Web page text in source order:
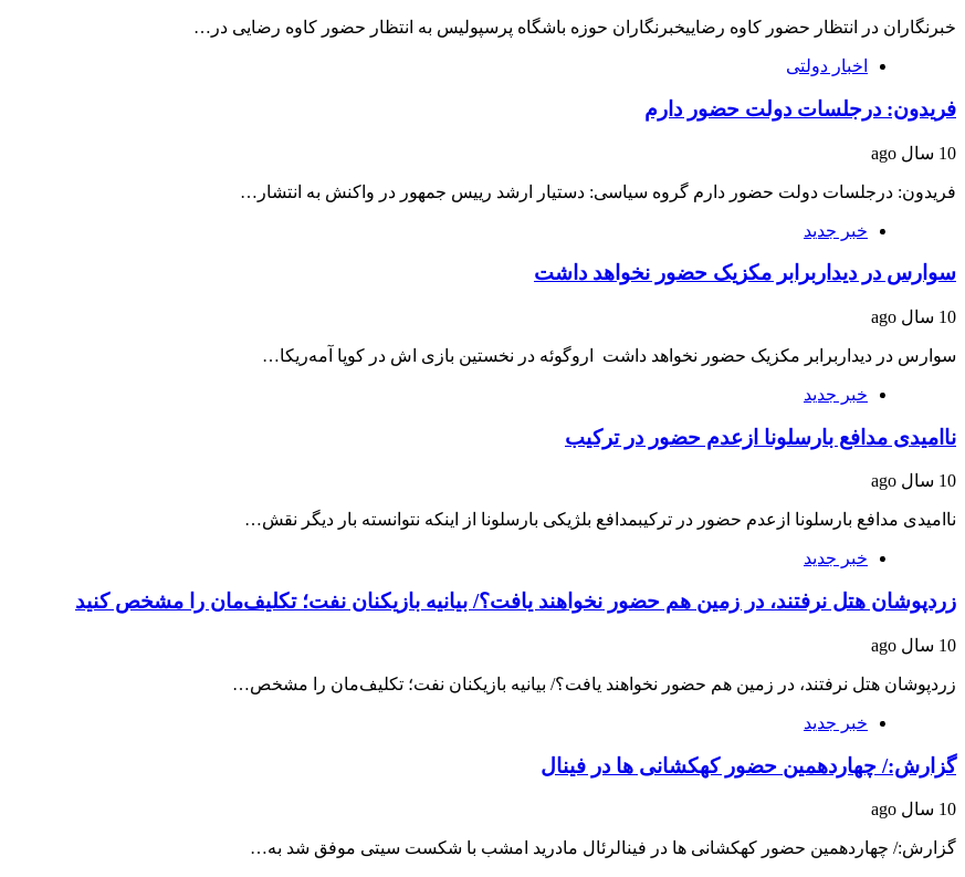
خبرنگاران در انتظار حضور کاوه رضاییخبرنگاران حوزه باشگاه پرسپولیس به انتظار حضور کاوه رضایی در…
اخبار دولتی
فریدون: درجلسات دولت حضور دارم
10 سال ago
فریدون: درجلسات دولت حضور دارم گروه سیاسی: دستیار ارشد رییس جمهور در واکنش به انتشار…
خبر جدید
سوارس در دیداربرابر مکزیک حضور نخواهد داشت
10 سال ago
سوارس در دیداربرابر مکزیک حضور نخواهد داشت اروگوئه در نخستین بازی اش در کوپا آمه‌ریکا…
خبر جدید
ناامیدی مدافع بارسلونا ازعدم حضور در ترکیب
10 سال ago
ناامیدی مدافع بارسلونا ازعدم حضور در ترکیبمدافع بلژیکی بارسلونا از اینکه نتوانسته بار دیگر نقش…
خبر جدید
زردپوشان هتل نرفتند، در زمین هم حضور نخواهند یافت؟/ بیانیه بازیکنان نفت؛ تکلیف‌مان را مشخص کنید
10 سال ago
زردپوشان هتل نرفتند، در زمین هم حضور نخواهند یافت؟/ بیانیه بازیکنان نفت؛ تکلیف‌مان را مشخص…
خبر جدید
گزارش:/ چهاردهمین حضور کهکشانی ها در فینال
10 سال ago
گزارش:/ چهاردهمین حضور کهکشانی ها در فینالرئال مادرید امشب با شکست سیتی موفق شد به…